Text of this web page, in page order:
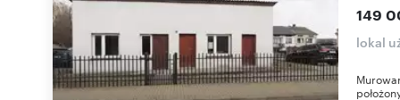
149
lokal